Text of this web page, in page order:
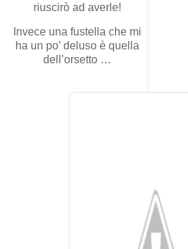
riuscirò ad averle!
Invece una fustella che mi
ha un po’ deluso è quella
dell’orsetto …